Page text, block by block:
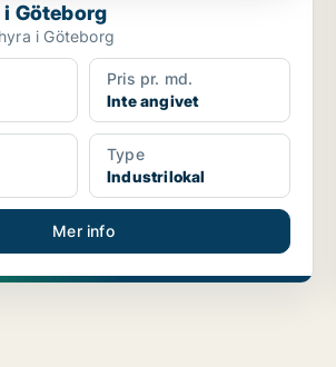
Göteborg
i Göteborg
Pris pr. md.
Inte angivet
Type
Industrilokal
Mer info